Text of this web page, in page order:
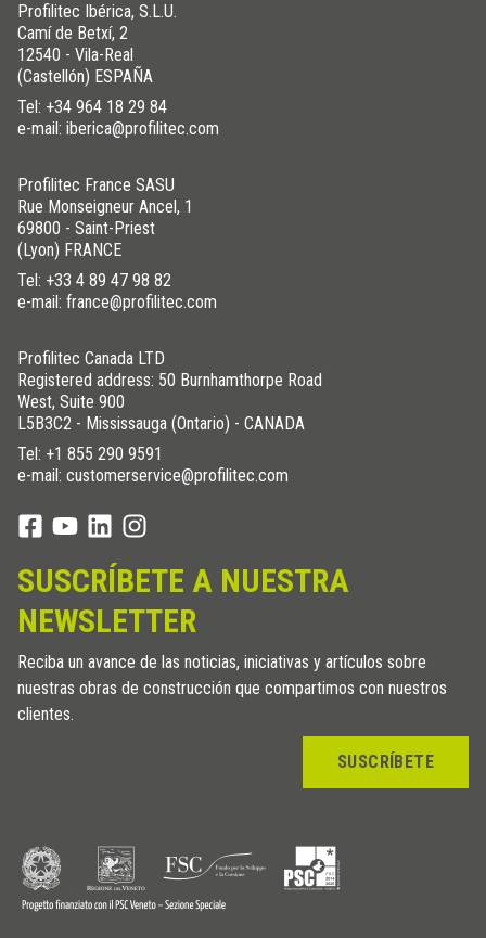
Profilitec Ibérica, S.L.U.
Camí de Betxí, 2
12540 - Vila-Real
(Castellón) ESPAÑA
Tel: +34 964 18 29 84
e-mail: iberica@profilitec.com
Profilitec France SASU
Rue Monseigneur Ancel, 1
69800 - Saint-Priest
(Lyon) FRANCE
Tel: +33 4 89 47 98 82
e-mail: france@profilitec.com
Profilitec Canada LTD
Registered address: 50 Burnhamthorpe Road
West, Suite 900
L5B3C2 - Mississauga (Ontario) - CANADA
Tel: +1 855 290 9591
e-mail: customerservice@profilitec.com
SUSCRÍBETE A NUESTRA
NEWSLETTER
Reciba un avance de las noticias, iniciativas y artículos sobre
nuestras obras de construcción que compartimos con nuestros
clientes.
SUSCRÍBETE